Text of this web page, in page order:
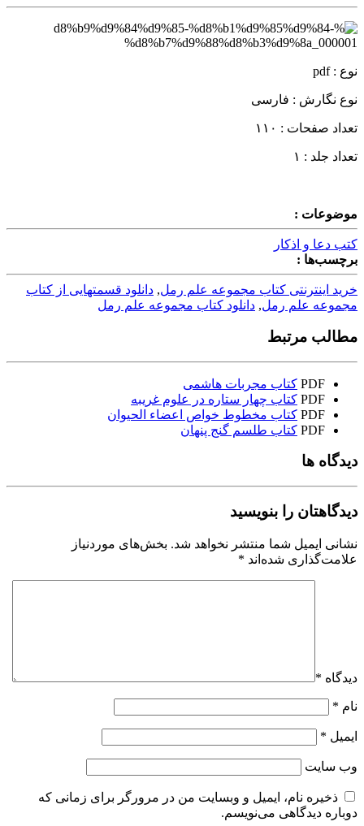
نوع : pdf
نوع نگارش : فارسی
تعداد صفحات : ۱۱۰
تعداد جلد : ۱
موضوعات :
کتب دعا و اذکار
برچسب‌ها :
خرید اینترنتی کتاب مجموعه علم رمل, دانلود قسمتهایی از کتاب
مجموعه علم رمل, دانلود کتاب مجموعه علم رمل
مطالب مرتبط
PDF کتاب مجربات هاشمی
PDF کتاب چهار ستاره در علوم غریبه
PDF کتاب مخطوط خواص اعضاء الحیوان
PDF کتاب طلسم گنج پنهان
دیدگاه ها
دیدگاهتان را بنویسید
نشانی ایمیل شما منتشر نخواهد شد. بخش‌های موردنیاز
علامت‌گذاری شده‌اند *
دیدگاه *
نام *
ایمیل *
وب‌ سایت
ذخیره نام، ایمیل و وبسایت من در مرورگر برای زمانی که
دوباره دیدگاهی می‌نویسم.